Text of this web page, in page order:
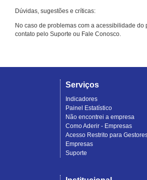
Dúvidas, sugestões e críticas:
No caso de problemas com a acessibilidade do
contato pelo Suporte ou Fale Conosco.
Serviços
Indicadores
Painel Estatístico
Não encontrei a empresa
Como Aderir - Empresas
Acesso Restrito para
Empresas
Suporte